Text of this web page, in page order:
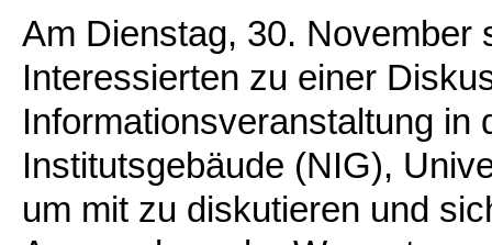
Am Dienstag, 30. November
Interessierten zu einer
Informationsveranstaltung in
Institutsgebäude (NIG),
um mit zu diskutieren und